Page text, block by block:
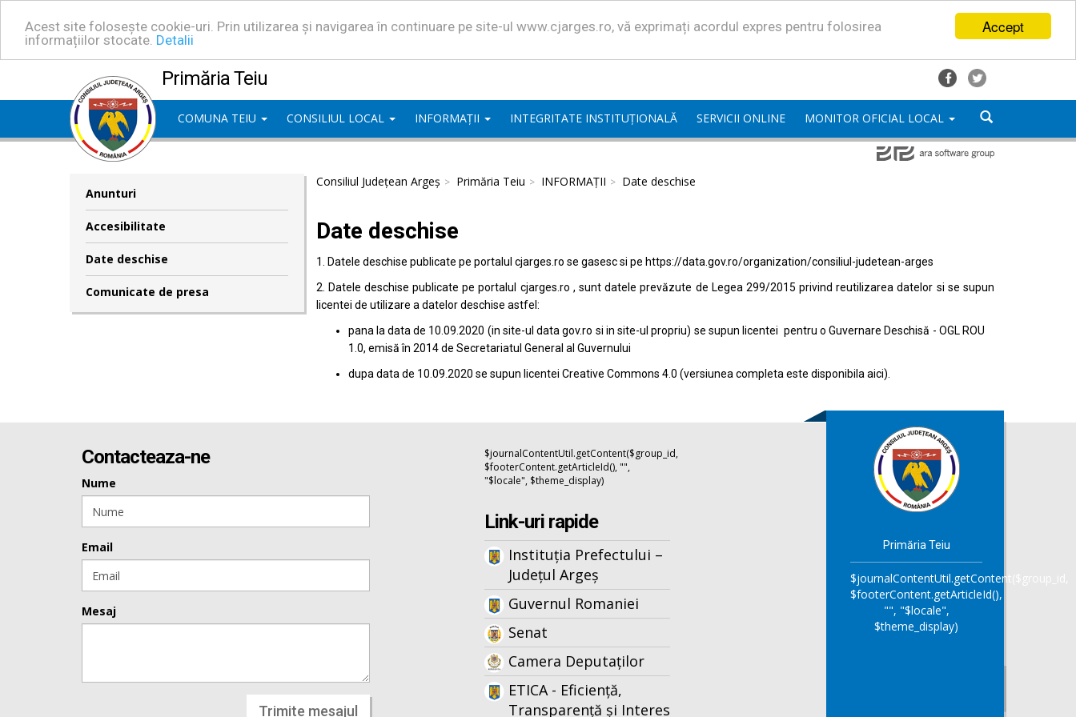
Accept
Acest site folosește cookie-uri. Prin utilizarea și navigarea în continuare pe site-ul www.cjarges.ro, vă exprimați acordul expres pentru folosirea
informațiilor stocate. Detalii
Primăria Teiu
COMUNA TEIU CONSILIUL LOCAL INFORMAȚII INTEGRITATE INSTITUȚIONALĂ SERVICII ONLINE MONITOR OFICIAL LOCAL
Anunturi
Accesibilitate
Date deschise
Comunicate de presa
Consiliul Județean Argeș Primăria Teiu INFORMAȚII Date deschise
Date deschise
1. Datele deschise publicate pe portalul cjarges.ro se gasesc si pe https://data.gov.ro/organization/consiliul-judetean-arges
2. Datele deschise publicate pe portalul cjarges.ro , sunt datele prevăzute de Legea 299/2015 privind reutilizarea datelor si se supun
licentei de utilizare a datelor deschise astfel:
pana la data de 10.09.2020 (in site-ul datagov.ro si in site-ul propriu) se supun licentei pentru o Guvernare Deschisă - OGL ROU
1.0, emisă în 2014 de Secretariatul General al Guvernului
dupa data de 10.09.2020 se supun licentei Creative Commons 4.0 (versiunea completa este disponibila aici).
Contacteaza-ne
Nume
Email
Mesaj
Trimite mesajul
$journalContentUtil.getContent($group_id,
$footerContent.getArticleId(), "",
"$locale", $theme_display)
Link-uri rapide
Instituția Prefectului –
Județul Argeș
Guvernul Romaniei
Senat
Camera Deputaților
ETICA - Eficiență,
Transparență și Interes
Primăria Teiu
$journalContentUtil.getContent($group_id,
$footerContent.getArticleId(),
"", "$locale",
$theme_display)